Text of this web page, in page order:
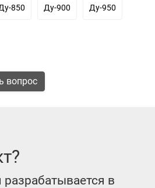
850 Ду-900 Ду-950
вопрос
в